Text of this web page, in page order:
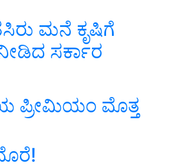
ಮನೆ ಕೃಷಿಗೆ
ಸರ್ಕಾರ
ಮೊತ್ತ